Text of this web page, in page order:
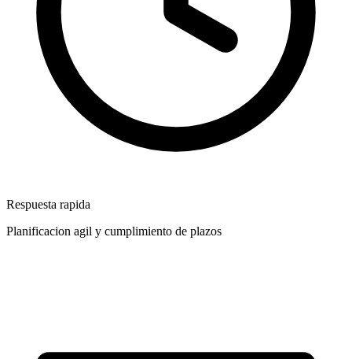
Respuesta rapida
Planificacion agil y cumplimiento de plazos